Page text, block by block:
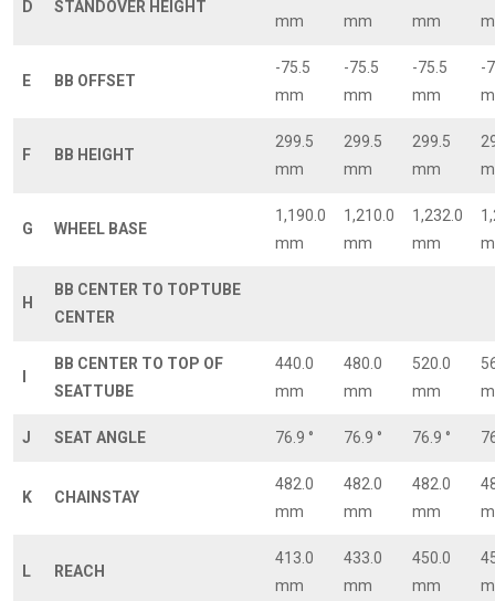
D STANDOVER HEIGHT
mm
mm
mm
E BB OFFSET
-75.5
mm
-75.5
mm
-75.5
mm
-
F BB HEIGHT
299.5
mm
299.5
mm
299.5
mm
G WHEEL BASE
1,190.0
mm
1,210.0
mm
1,232.0
mm
H
BB CENTER TO TOPTUBE
CENTER
BB CENTER TO TOP OF
SEATTUBE
440.0
mm
480.0
mm
520.0
mm
J SEAT ANGLE 76.9 ° 76.9 ° 76.9 °
K CHAINSTAY
482.0
mm
482.0
mm
482.0
mm
L REACH
413.0
mm
433.0
mm
450.0
mm